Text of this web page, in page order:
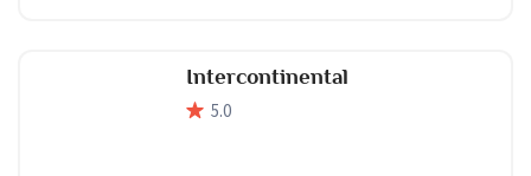
Intercontinental
5.0